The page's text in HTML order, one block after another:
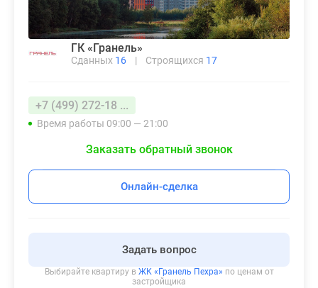
ГК «Гранель»
Сданных 16 | Строящихся 17
+7 (499) 272-18 ...
Время работы 09:00 — 21:00
Заказать обратный звонок
Онлайн-сделка
Задать вопрос
Выбирайте квартиру в ЖК «Гранель Пехра» по ценам от
застройщика